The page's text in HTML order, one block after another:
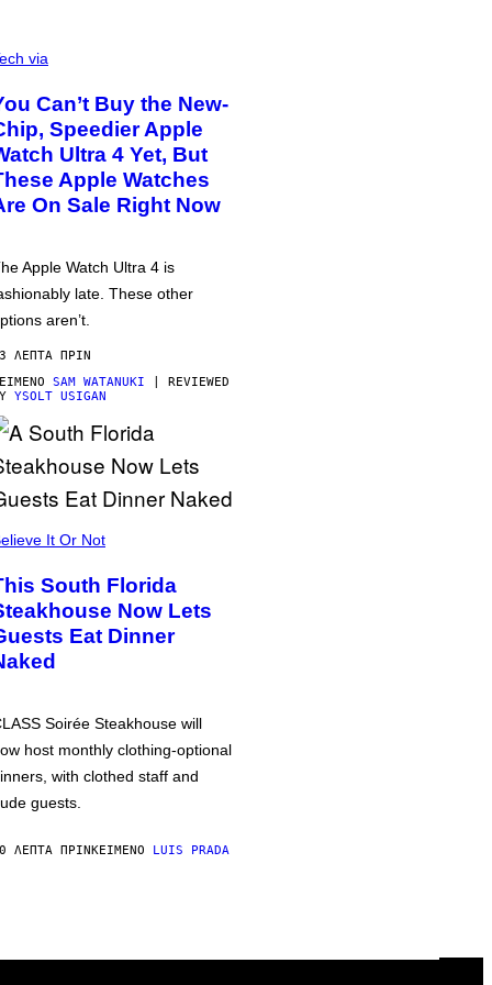
via
Can’t Buy the New-
Speedier Apple
Ultra 4 Yet, But
Apple Watches
On Sale Right Now
Apple Watch Ultra 4 is
late. These other
aren’t.
ΛΕΠΤΆ ΠΡΙΝ
SAM WATANUKI | REVIEWED
YSOLT USIGAN
It Or Not
South Florida
Now Lets
Eat Dinner
Soirée Steakhouse will
host monthly clothing-optional
with clothed staff and
guests.
ΛΕΠΤΆ ΠΡΙΝΚΕΊΜΕΝΟ LUIS PRADA